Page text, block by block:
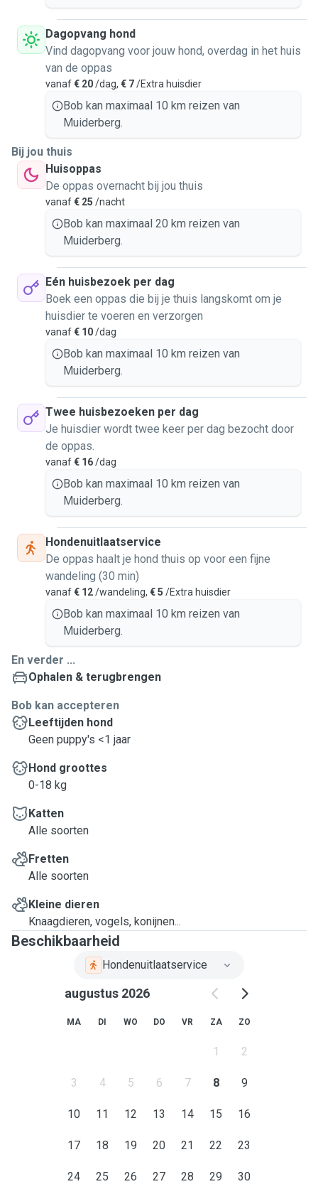
Dagopvang hond
Vind dagopvang voor jouw hond, overdag in het huis
van de oppas
vanaf€ 20/dag, € 7/Extra huisdier
Bob kan maximaal 10 km reizen van
Muiderberg.
Bij jou thuis
Huisoppas
De oppas overnacht bij jou thuis
vanaf€ 25 /nacht
Bob kan maximaal 20 km reizen van
Muiderberg.
Eén huisbezoek per dag
Boek een oppas die bij je thuis langskomt om je
huisdier te voeren en verzorgen
vanaf€ 10/dag
Bob kan maximaal 10 km reizen van
Muiderberg.
Twee huisbezoeken per dag
Je huisdier wordt twee keer per dag bezocht door
de oppas.
vanaf€ 16/dag
Bob kan maximaal 10 km reizen van
Muiderberg.
Hondenuitlaatservice
De oppas haalt je hond thuis op voor een fijne
wandeling (30 min)
vanaf€ 12/wandeling, € 5 /Extra huisdier
Bob kan maximaal 10 km reizen van
Muiderberg.
En verder ...
Ophalen & terugbrengen
Bob kan accepteren
Leeftijden hond
Geen puppy's <1 jaar
Hond groottes
0-18 kg
Katten
Alle soorten
Fretten
Alle soorten
Kleine dieren
Knaagdieren, vogels, konijnen...
Beschikbaarheid
Hondenuitlaatservice
augustus 2026
MA DI WO DO VR ZA ZO
1 2
3 4 5 6 7 8 9
10 11 12 13 14 15 16
17 18 19 20 21 22 23
24 25 26 27 28 29 30